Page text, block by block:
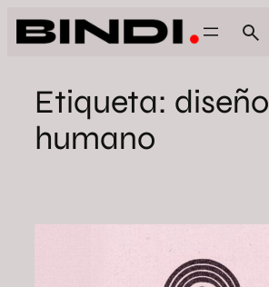
Saltar
al
Etiqueta: diseño
humano